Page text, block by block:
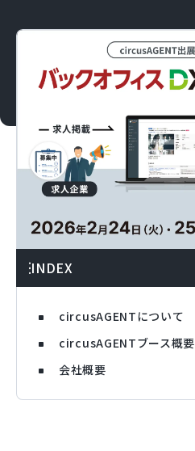
INDEX
circusAGENTについて
circusAGENTブース概要
会社概要